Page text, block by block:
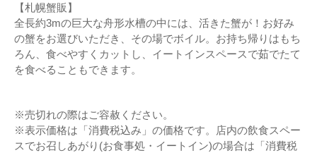
【札幌蟹販】
全長約3mの巨大な舟形水槽の中には、活きた蟹が！お好み
の蟹をお選びいただき、その場でボイル。お持ち帰りはもち
ろん、食べやすくカットし、イートインスペースで茹でたて
を食べることもできます。
※売切れの際はご容赦ください。
※表示価格は「消費税込み」の価格です。店内の飲食スペー
スでお召しあがり(お食事処・イートイン)の場合は「消費税